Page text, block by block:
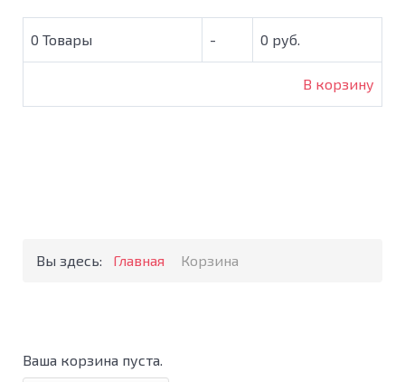
0 Товары - 0 руб.
В корзину
Вы здесь: Главная Корзина
Ваша корзина пуста.